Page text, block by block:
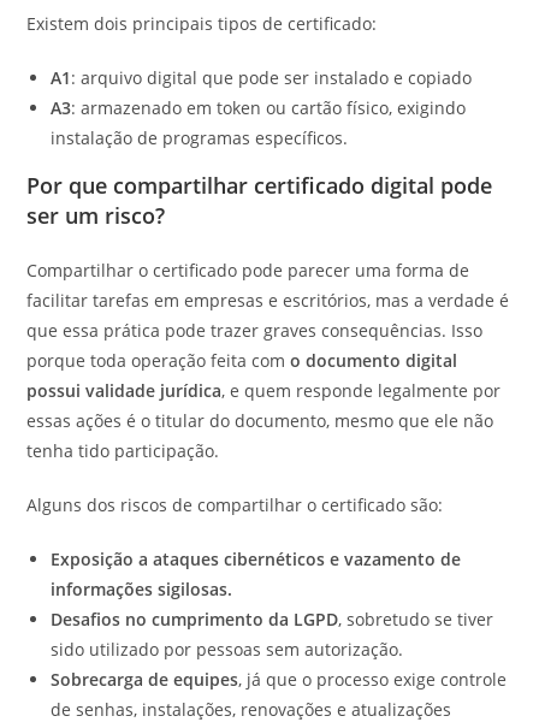
Existem dois principais tipos de certificado:
A1: arquivo digital que pode ser instalado e copiado
A3: armazenado em token ou cartão físico, exigindo
instalação de programas específicos.
Por que compartilhar certificado digital pode
ser um risco?
Compartilhar o certificado pode parecer uma forma de
facilitar tarefas em empresas e escritórios, mas a verdade é
que essa prática pode trazer graves consequências. Isso
porque toda operação feita como documento digital
possui validade jurídica, e quem responde legalmente por
essas ações é o titular do documento, mesmo que ele não
tenha tido participação.
Alguns dos riscos de compartilhar o certificado são:
Exposição a ataques cibernéticos e vazamento de
informações sigilosas.
Desafios no cumprimento da LGPD, sobretudo se tiver
sido utilizado por pessoas sem autorização.
Sobrecarga de equipes, já que o processo exige controle
de senhas, instalações, renovações e atualizações